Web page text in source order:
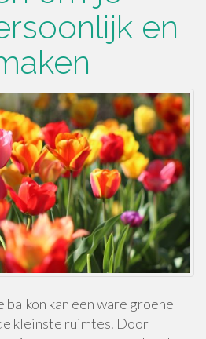
en
kan een ware groene
kleinste ruimtes. Door